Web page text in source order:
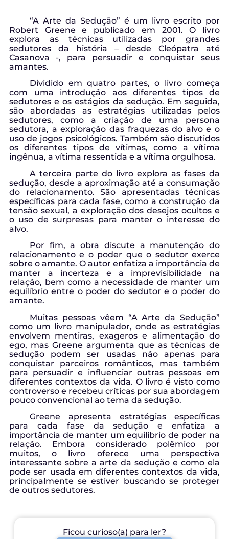
“A Arte da Sedução” é um livro escrito por
Robert Greene e publicado em 2001. O livro
explora as técnicas utilizadas por grandes
sedutores da história – desde Cleópatra até
Casanova -, para persuadir e conquistar seus
amantes.
Dividido em quatro partes, o livro começa
com uma introdução aos diferentes tipos de
sedutores e os estágios da sedução. Em seguida,
são abordadas as estratégias utilizadas pelos
sedutores, como a criação de uma persona
sedutora, a exploração das fraquezas do alvo e o
uso de jogos psicológicos. Também são discutidos
os diferentes tipos de vítimas, como a vítima
ingênua, a vítima ressentida e a vítima orgulhosa.
A terceira parte do livro explora as fases da
sedução, desde a aproximação até a consumação
do relacionamento. São apresentadas técnicas
específicas para cada fase, como a construção da
tensão sexual, a exploração dos desejos ocultos e
o uso de surpresas para manter o interesse do
alvo.
Por fim, a obra discute a manutenção do
relacionamento e o poder que o sedutor exerce
sobre o amante. O autor enfatiza a importância de
manter a incerteza e a imprevisibilidade na
relação, bem como a necessidade de manter um
equilíbrio entre o poder do sedutor e o poder do
amante.
Muitas pessoas vêem “A Arte da Sedução”
como um livro manipulador, onde as estratégias
envolvem mentiras, exageros e alimentação do
ego, mas Greene argumenta que as técnicas de
sedução podem ser usadas não apenas para
conquistar parceiros românticos, mas também
para persuadir e influenciar outras pessoas em
diferentes contextos da vida. O livro é visto como
controverso e recebeu críticas por sua abordagem
pouco convencional ao tema da sedução.
Greene apresenta estratégias específicas
para cada fase da sedução e enfatiza a
importância de manter um equilíbrio de poder na
relação. Embora considerado polêmico por
muitos, o livro oferece uma perspectiva
interessante sobre a arte da sedução e como ela
pode ser usada em diferentes contextos da vida,
principalmente se estiver buscando se proteger
de outros sedutores.
Ficou curioso(a) para ler?